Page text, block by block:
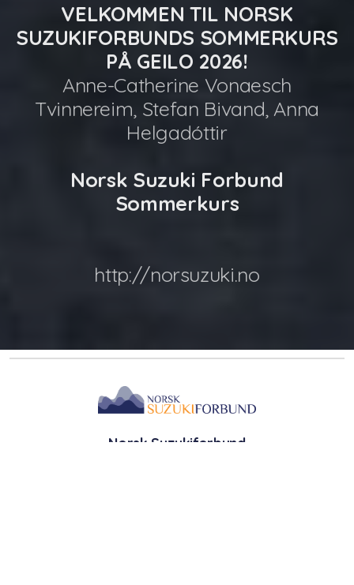
VELKOMMEN TIL NORSK
SUZUKIFORBUNDS SOMMERKURS
PÅ GEILO 2026!
Anne-Catherine Vonaesch
Tvinnereim, Stefan Bivand, Anna
Helgadóttir
Norsk Suzuki Forbund
Sommerkurs
http://norsuzuki.no
Norsk Suzukiforbund